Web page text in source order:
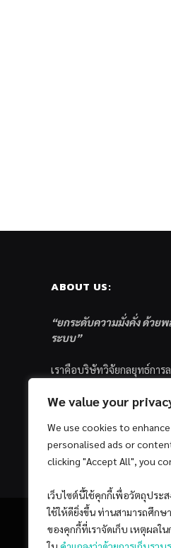
We value your
We use cookies to
personalised ads or
clicking "Accept All", you
เว็บไซต์นี้ใช้คุกกี้เพื่อวัตถุประ
ใช้ให้ดียิ่งขึ้น ท่านสามารถศึกษ
ของคุกกี้ที่เราจัดเก็บ เหตุผลใ
ABOUT US:
“ยกระดับความมั่งคั่ง ด้วย
ระบบ”
เราคือบริษัทวิจัยกลยุทธ์กา
ส่วนบุคคล ซึ่งมีเป้าหมายที่จ
ด้วยแนวคิดและกระบวนกา
Quantitative &